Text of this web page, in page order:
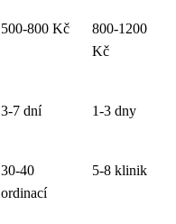
500-800 Kč
800-1200
Kč
3-7 dní 1-3 dny
30-40
ordinací
5-8 klinik